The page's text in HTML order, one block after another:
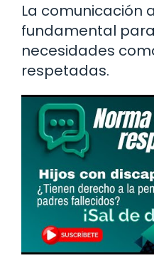
La comunicación
fundamental
necesidades
respetadas.